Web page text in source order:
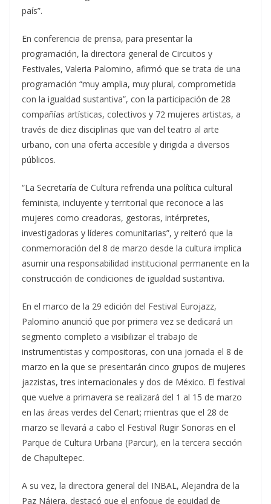
país”.
En conferencia de prensa, para presentar la
programación, la directora general de Circuitos y
Festivales, Valeria Palomino, afirmó que se trata de una
programación “muy amplia, muy plural, comprometida
con la igualdad sustantiva”, con la participación de 28
compañías artísticas, colectivos y 72 mujeres artistas, a
través de diez disciplinas que van del teatro al arte
urbano, con una oferta accesible y dirigida a diversos
públicos.
“La Secretaría de Cultura refrenda una política cultural
feminista, incluyente y territorial que reconoce a las
mujeres como creadoras, gestoras, intérpretes,
investigadoras y líderes comunitarias”, y reiteró que la
conmemoración del 8 de marzo desde la cultura implica
asumir una responsabilidad institucional permanente en la
construcción de condiciones de igualdad sustantiva.
En el marco de la 29 edición del Festival Eurojazz,
Palomino anunció que por primera vez se dedicará un
segmento completo a visibilizar el trabajo de
instrumentistas y compositoras, con una jornada el 8 de
marzo en la que se presentarán cinco grupos de mujeres
jazzistas, tres internacionales y dos de México. El festival
que vuelve a primavera se realizará del 1 al 15 de marzo
en las áreas verdes del Cenart; mientras que el 28 de
marzo se llevará a cabo el Festival Rugir Sonoras en el
Parque de Cultura Urbana (Parcur), en la tercera sección
de Chapultepec.
A su vez, la directora general del INBAL, Alejandra de la
Paz Nájera, destacó que el enfoque de equidad de